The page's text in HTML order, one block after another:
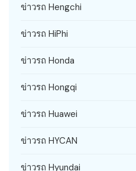
ข่าวรถ Hengchi
ข่าวรถ HiPhi
ข่าวรถ Honda
ข่าวรถ Hongqi
ข่าวรถ Huawei
ข่าวรถ HYCAN
ข่าวรถ Hyundai